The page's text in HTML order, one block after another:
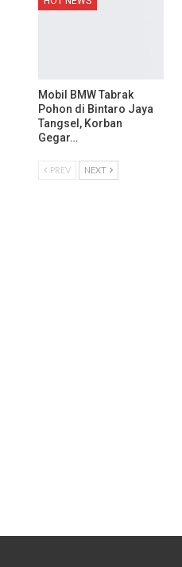
Mobil BMW Tabrak
Pohon di Bintaro Jaya
Tangsel, Korban
Gegar…
PREV NEXT